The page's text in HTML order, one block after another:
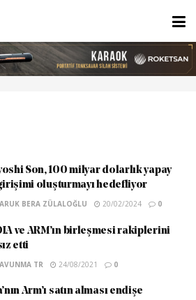
Son, 100 milyar dolarlık yapay
oluşturmayı hedefliyor
BERA ZÜLALOĞLU 20/02/2024 0
ve ARM’ın birleşmesi rakiplerini
etti
TR 24/08/2021 0
Arm’ı satın alması endişe